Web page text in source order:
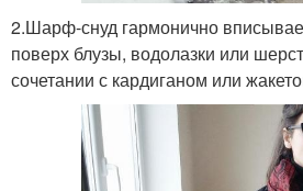
2.Шарф-снуд гармонично
поверх блузы, водолазки или
сочетании с кардиганом или